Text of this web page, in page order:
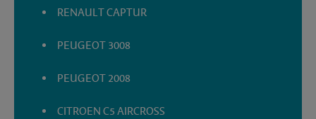
RENAULT CAPTUR
PEUGEOT 3008
PEUGEOT 2008
CITROEN C5 AIRCROSS